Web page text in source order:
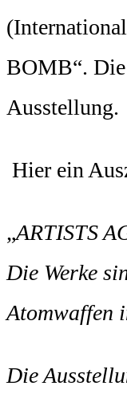
BOMB“. Die
Ausstellung.
Hier ein
„ARTISTS
Die Werke
Atomwaffen
Die